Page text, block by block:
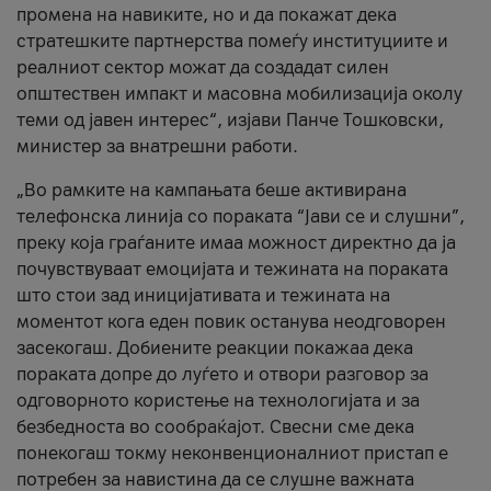
промена на навиките, но и да покажат дека
стратешките партнерства помеѓу институциите и
реалниот сектор можат да создадат силен
општествен импакт и масовна мобилизација околу
теми од јавен интерес“, изјави Панче Тошковски,
министер за внатрешни работи.
„Во рамките на кампањата беше активирана
телефонска линија со пораката “Јави се и слушни”,
преку која граѓаните имаа можност директно да ја
почувствуваат емоцијата и тежината на пораката
што стои зад иницијативата и тежината на
моментот кога еден повик останува неодговорен
засекогаш. Добиените реакции покажаа дека
пораката допре до луѓето и отвори разговор за
одговорното користење на технологијата и за
безбедноста во сообраќајот. Свесни сме дека
понекогаш токму неконвенционалниот пристап е
потребен за навистина да се слушне важната